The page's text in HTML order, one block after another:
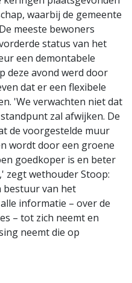
waarbij de gemeente
meeste bewoners
status van het
een demontabele
deze avond werd door
dat er een flexibele
'We verwachten niet dat
zal afwijken. De
de voorgestelde muur
wordt door een groene
goedkoper is en beter
zegt wethouder Stoop:
bestuur van het
informatie – over de
– tot zich neemt en
neemt die op